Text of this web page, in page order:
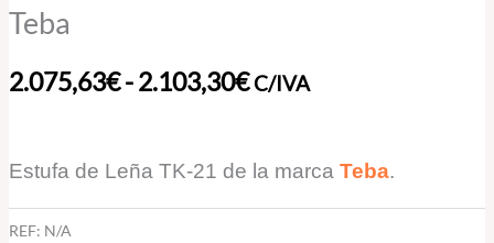
Teba
2.075,63€-2.103,30€
2.103,30€
C/IVA
Estufa de Leña TK-21 de la marcaTeba.
REF: N/A
Carbón
21